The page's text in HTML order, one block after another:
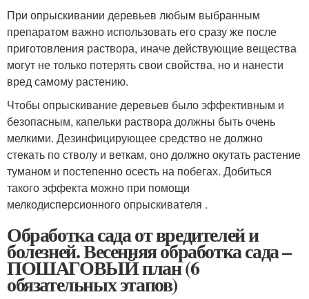
При опрыскивании деревьев любым выбранным
препаратом важно использовать его сразу же после
приготовления раствора, иначе действующие вещества
могут не только потерять свои свойства, но и нанести
вред самому растению.
Чтобы опрыскивание деревьев было эффективным и
безопасным, капельки раствора должны быть очень
мелкими. Дезинфицирующее средство не должно
стекать по стволу и веткам, оно должно окутать растение
туманом и постепенно осесть на побегах. Добиться
такого эффекта можно при помощи
мелкодисперсионного опрыскивателя .
Обработка сада от вредителей и
болезней. Весенняя обработка сада –
ПОШАГОВЫЙ план (6
обязательных этапов)